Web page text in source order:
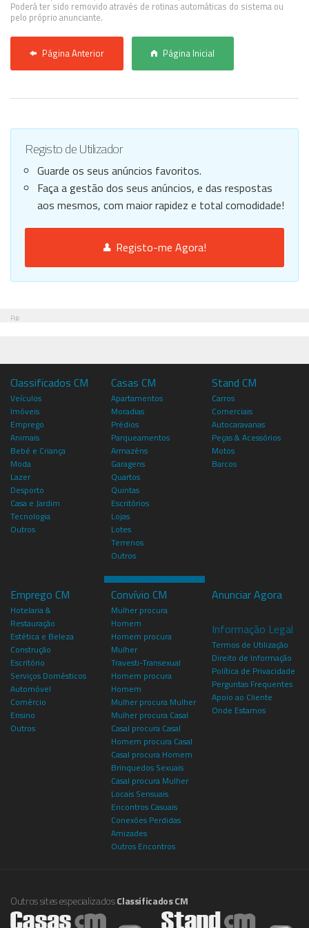
Poderá ter sido removido através de rotinas automáticas do sistema ou
pelo próprio anunciante.
Página Anterior Página Inicial
Registo de Utilizador
Guarde os seus anúncios favoritos.
Faça a gestão dos seus anúncios, e das respostas
aos mesmos, com maior rapidez e total comodidade!
Registo-me Agora!
Pub
Classificados CM
Veículos
Imóveis
Emprego
Animais
Bebé e Criança
Moda
Lazer
Desporto
Casa e Jardim
Tecnologia
Outros
Casas CM
Apartamentos
Moradias
Prédios
Parqueamentos
Armazéns
Garagens
Quartos
Quintas
Escritórios
Lojas
Lotes
Terrenos
Outros
Stand CM
Carros
Comerciais
Autocaravanas
Peças & Acessórios
Motos
Barcos
Emprego CM
Hotelaria &
Restauração
Estética e Beleza
Construção
Escritório
Serviços Domésticos
Automóvel
Comércio
Ensino
Outros
Convívio CM
Mulher procura
Homem
Homem procura
Mulher
Travesti-Transexual
Homem procura
Homem
Mulher procura Mulher
Mulher procura Casal
Casal procura Casal
Homem procura Casal
Casal procura Homem
Brinquedos Sexuais
Casal procura Mulher
Locais Sensuais
Encontros Casuais
Conexões Perdidas
Amizades
Outros Encontros
Anunciar Agora
Informação Legal
Termos de Utilização
Direito de Informação
Política de Privacidade
Perguntas Frequentes
Apoio ao Cliente
Onde Estamos
Outros sites especializadosClassificados CM